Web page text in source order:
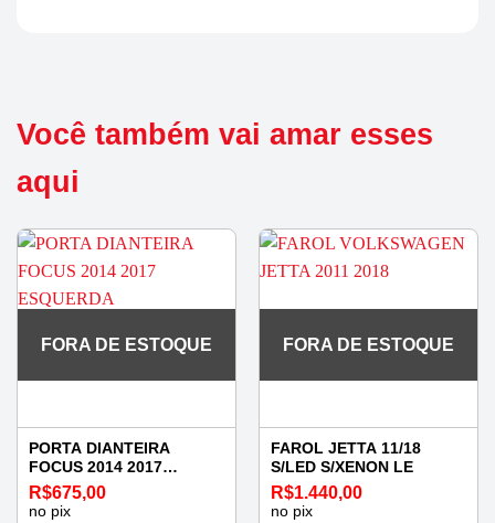
Você também vai amar esses
aqui
FORA DE ESTOQUE
PORTA DIANTEIRA
FOCUS 2014 2017
ESQUERDA
R$675,00
no pix
FORA DE ESTOQUE
FAROL JETTA 11/18
S/LED S/XENON LE
R$1.440,00
no pix